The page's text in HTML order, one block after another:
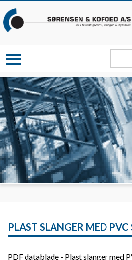
to
content
PLAST SLANGER MED PVC
PDF datablade - Plast slanger med